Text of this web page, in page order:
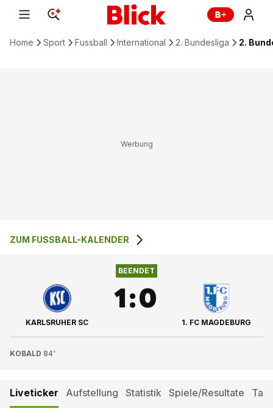
Home Sport Fussball International 2. Bundesliga 2.
1 :0
ZUM FUSSBALL-KALENDER
KARLSRUHER SC
BEENDET
1:0
1. FC MAGDEBURG
KOBALD 84'
Liveticker Aufstellung Statistik Spiele/Resultate